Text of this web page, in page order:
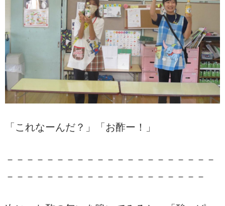
「これなーんだ？」「お酢ー！」
－－－－－－－－－－－－－－－－－－－－－
－－－－－－－－－－－－－－－－－－－－